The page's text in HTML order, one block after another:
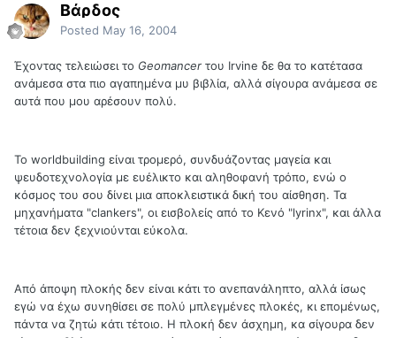
Βάρδος
Posted May 16, 2004
Έχοντας τελειώσει το Geomancer του Irvine δε θα το κατέτασα
ανάμεσα στα πιο αγαπημένα μυ βιβλία, αλλά σίγουρα ανάμεσα σε
αυτά που μου αρέσουν πολύ.
Το worldbuilding είναι τρομερό, συνδυάζοντας μαγεία και
ψευδοτεχνολογία με ευέλικτο και αληθοφανή τρόπο, ενώ ο
κόσμος του σου δίνει μια αποκλειστικά δική του αίσθηση. Τα
μηχανήματα "clankers", οι εισβολείς από το Κενό "lyrinx", και άλλα
τέτοια δεν ξεχνιούνται εύκολα.
Από άποψη πλοκής δεν είναι κάτι το ανεπανάληπτο, αλλά ίσως
εγώ να έχω συνηθίσει σε πολύ μπλεγμένες πλοκές, κι επομένως,
πάντα να ζητώ κάτι τέτοιο. Η πλοκή δεν άσχημη, κα σίγουρα δεν